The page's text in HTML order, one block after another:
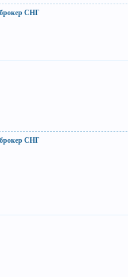
СНГ
СНГ